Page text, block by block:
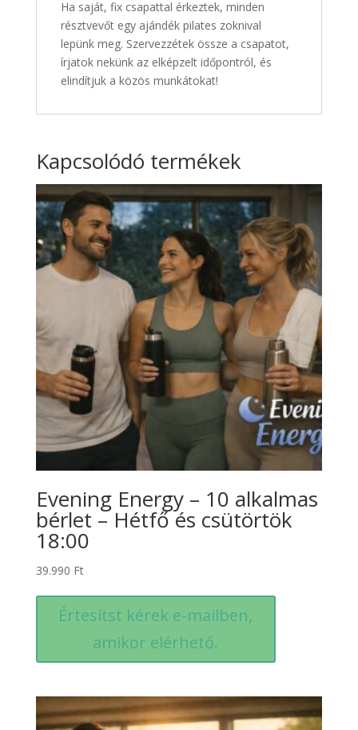
Ha saját, fix csapattal érkeztek, minden
résztvevőt egy ajándék pilates zoknival
lepünk meg. Szervezzétek össze a csapatot,
írjatok nekünk az elképzelt időpontról, és
elindítjuk a közös munkátokat!
Kapcsolódó termékek
Evening Energy – 10 alkalmas
bérlet – Hétfő és csütörtök
18:00
39.990 Ft
Értesítst kérek e-mailben,
amikor elérhető.